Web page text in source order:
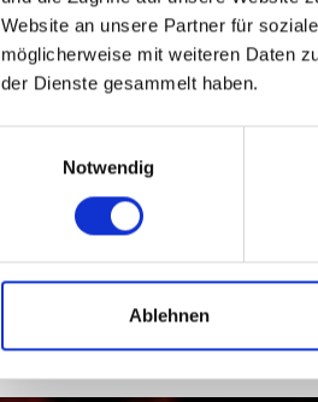
Website an unsere Partner für
möglicherweise mit weiteren Daten
der Dienste gesammelt haben.
Notwendig
Ablehnen